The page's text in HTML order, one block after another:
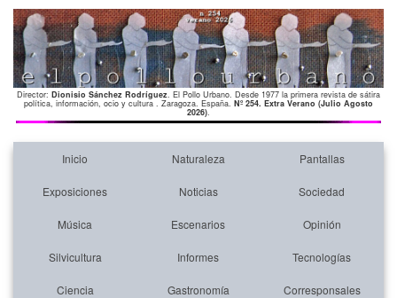
Director: Dionisio Sánchez Rodríguez. El Pollo Urbano. Desde 1977 la primera revista de sátira
política, información, ocio y cultura . Zaragoza. España. Nº 254. Extra Verano (Julio Agosto
2026).
Inicio Naturaleza Pantallas
Exposiciones Noticias Sociedad
Música Escenarios Opinión
Silvicultura Informes Tecnologías
Ciencia Gastronomía Corresponsales